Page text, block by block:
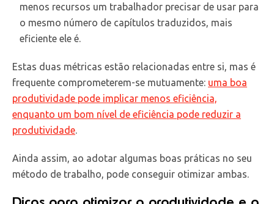
menos recursos um trabalhador precisar de usar para
o mesmo número de capítulos traduzidos, mais
eficiente ele é.
Estas duas métricas estão relacionadas entre si, mas é
frequente comprometerem-se mutuamente: uma boa
produtividade pode implicar menos eficiência,
enquanto um bom nível de eficiência pode reduzir a
produtividade
Ainda assim, ao adotar algumas boas práticas no seu
método de trabalho, pode conseguir otimizar ambas.